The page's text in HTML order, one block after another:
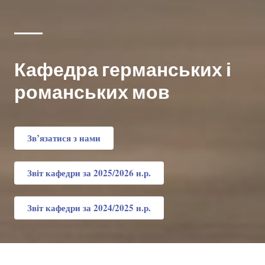
Кафедра германських і
романських мов
Зв’язатися з нами
Звіт кафедри за 2025/2026 н.р.
Звіт кафедри за 2024/2025 н.р.